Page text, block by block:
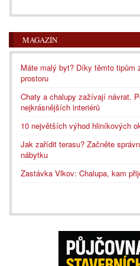
MAGAZÍN
Máte malý byt? Díky těmto tipům
prostoru
Chaty a chalupy zažívají návrat.
nejkrásnějších interiérů
10 největších výhod hliníkových
Jak zařídit terasu? Začněte
nábytku
Zastávka Vlkov: Chalupa, kam